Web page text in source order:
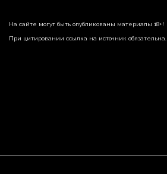
На сайте могут быть опубликованы материалы 18+!
При цитировании ссылка на источник обязательна.